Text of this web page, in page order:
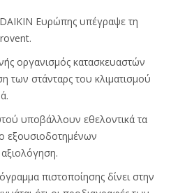
Ευρώπης υπέγραψε τη
οργανισμός κατασκευαστών
των στάνταρς του κλιματισμού
υποβάλλουν εθελοντικά τα
εξουσιοδοτημένων
πιστοποίησης δίνει στην